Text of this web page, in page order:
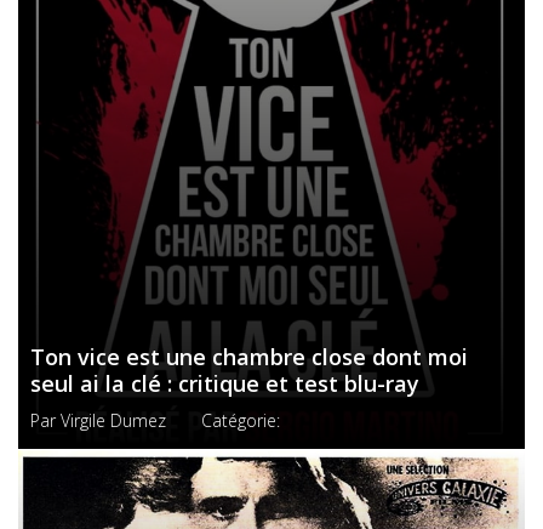
Ton vice est une chambre close dont moi
seul ai la clé : critique et test blu-ray
ParVirgile Dumez Catégorie: